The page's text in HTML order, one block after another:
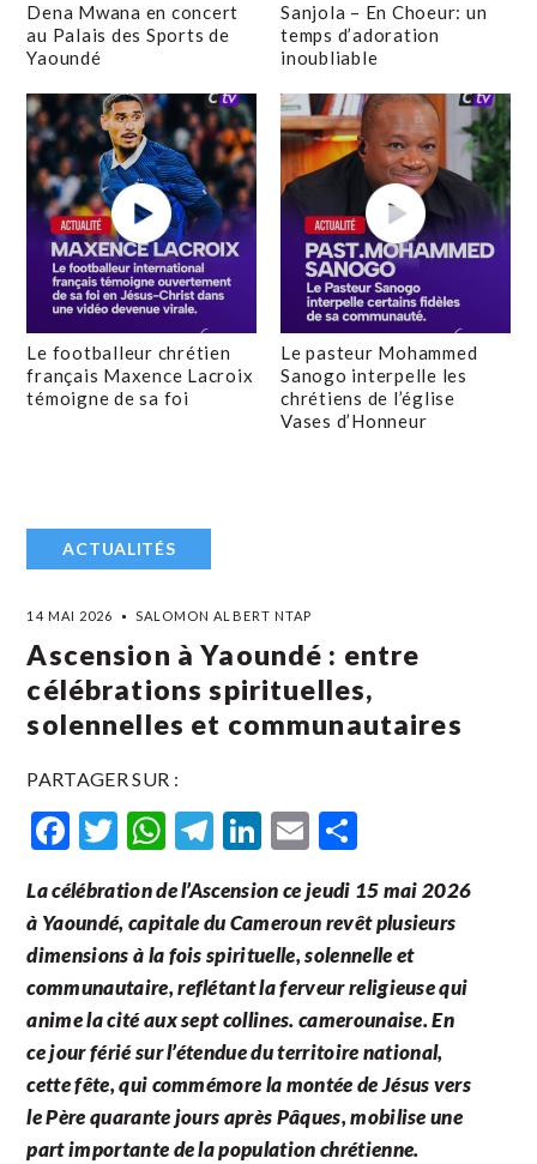
Dena Mwana en concert
au Palais des Sports de
Yaoundé
Sanjola – En Choeur: un
temps d’adoration
inoubliable
Le footballeur chrétien
français Maxence Lacroix
témoigne de sa foi
Le pasteur Mohammed
Sanogo interpelle les
chrétiens de l’église
Vases d’Honneur
ACTUALITÉS
14 MAI 2026 SALOMON ALBERT NTAP
Ascension à Yaoundé : entre
célébrations spirituelles,
solennelles et communautaires
PARTAGER SUR :
Facebook
Twitter
WhatsApp
Telegram
LinkedIn
Email
La célébration de l’Ascension ce jeudi 15 mai 2026
à Yaoundé, capitale du Cameroun revêt plusieurs
dimensions à la fois spirituelle, solennelle et
communautaire, reflétant la ferveur religieuse qui
anime la cité aux sept collines. camerounaise. En
ce jour férié sur l’étendue du territoire national,
cette fête, qui commémore la montée de Jésus vers
le Père quarante jours après Pâques, mobilise une
part importante de la population chrétienne.